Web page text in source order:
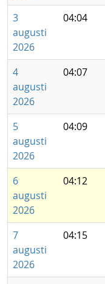
3
augusti
2026
04:04
4
augusti
2026
04:07
5
augusti
2026
04:09
6
augusti
2026
04:12
7
augusti
2026
04:15